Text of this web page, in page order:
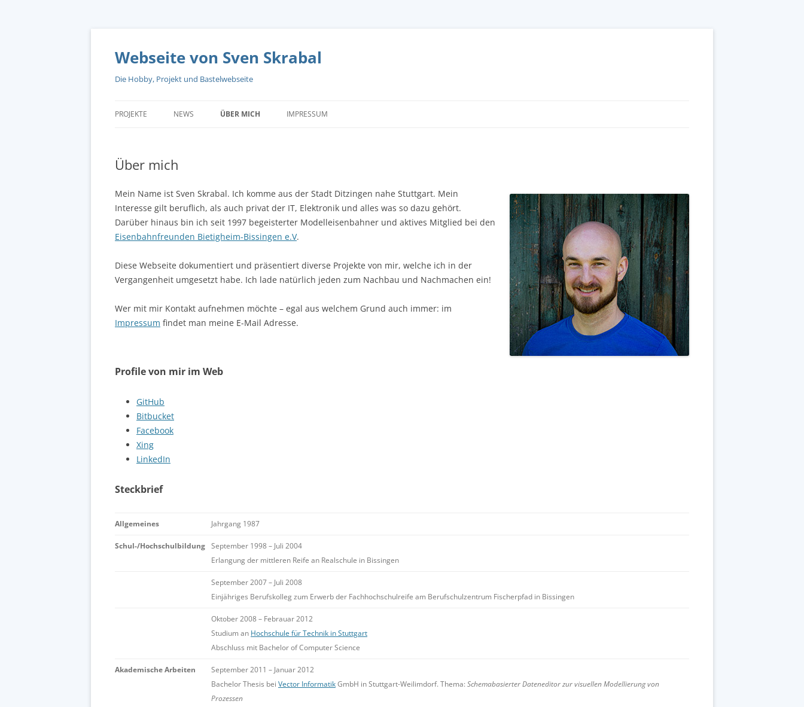
springen
Webseite von Sven Skrabal
Die Hobby, Projekt und Bastelwebseite
PROJEKTE NEWS ÜBER MICH IMPRESSUM
Über mich
Mein Name ist Sven Skrabal. Ich komme aus der Stadt Ditzingen nahe Stuttgart. Mein
Interesse gilt beruflich, als auch privat der IT, Elektronik und alles was so dazu gehört.
Darüber hinaus bin ich seit 1997 begeisterter Modelleisenbahner und aktives Mitglied bei den
Eisenbahnfreunden Bietigheim-Bissingen e.V.
Diese Webseite dokumentiert und präsentiert diverse Projekte von mir, welche ich in der
Vergangenheit umgesetzt habe. Ich lade natürlich jeden zum Nachbau und Nachmachen ein!
Wer mit mir Kontakt aufnehmen möchte – egal aus welchem Grund auch immer: im
Impressum findet man meine E-Mail Adresse.
Profile von mir im Web
GitHub
Bitbucket
Facebook
Xing
LinkedIn
Steckbrief
Allgemeines Jahrgang 1987
Schul-/Hochschulbildung September 1998 – Juli 2004
Erlangung der mittleren Reife an Realschule in Bissingen
September 2007 – Juli 2008
Einjähriges Berufskolleg zum Erwerb der Fachhochschulreife am Berufschulzentrum Fischerpfad in Bissingen
Oktober 2008 – Febrauar 2012
Studium an Hochschule für Technik in Stuttgart
Abschluss mit Bachelor of Computer Science
Akademische Arbeiten
September 2011 – Januar 2012
Bachelor Thesis bei Vector InformatikGmbH in Stuttgart-Weilimdorf. Thema: Schemabasierter Dateneditor zur visuellen Modellierung von
Prozessen